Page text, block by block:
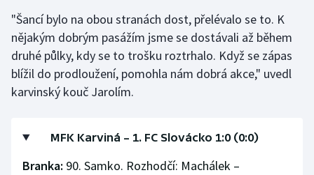
Ragby
Rychlobruslení
Rychlostní kanoistika
"Šancí bylo na obou stranách dost, přelévalo se to. K
nějakým dobrým pasážím jsme se dostávali až během
druhé půlky, kdy se to trošku roztrhalo. Když se zápas
blížil do prodloužení, pomohla nám dobrá akce," uvedl
karvinský kouč Jarolím.
MFK Karviná – 1. FC Slovácko 1:0 (0:0)
Branka: 90. Samko. Rozhodčí: Machálek –